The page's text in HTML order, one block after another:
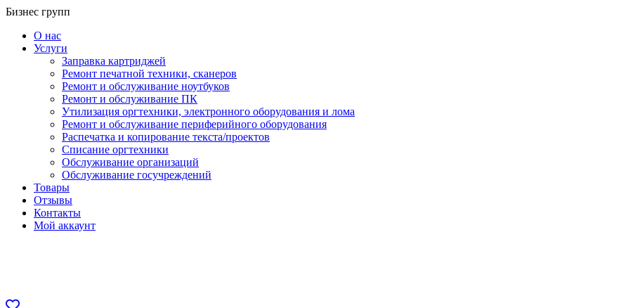
Перейти
содержанию
Бизнес групп
О нас
Услуги
Заправка картриджей
Ремонт печатной техники, сканеров
Ремонт и обслуживание ноутбуков
Ремонт и обслуживание ПК
Утилизация оргтехники, электронного оборудования и лома
Ремонт и обслуживание периферийного оборудования
Распечатка и копирование текста/проектов
Списание оргтехники
Обслуживание организаций
Обслуживание госучреждений
Товары
Отзывы
Контакты
Мой аккаунт